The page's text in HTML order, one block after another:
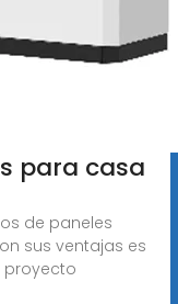
para casa
de paneles
sus ventajas es
proyecto